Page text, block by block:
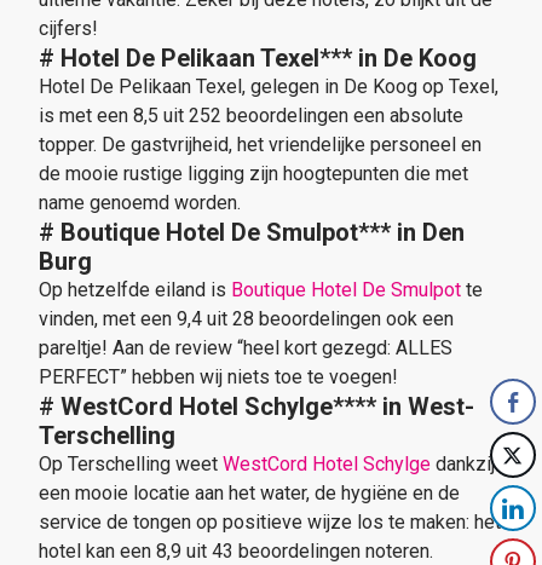
cijfers!
# Hotel De Pelikaan Texel*** in De Koog
Hotel De Pelikaan Texel, gelegen in De Koog op Texel,
is met een 8,5 uit 252 beoordelingen een absolute
topper. De gastvrijheid, het vriendelijke personeel en
de mooie rustige ligging zijn hoogtepunten die met
name genoemd worden.
# Boutique Hotel De Smulpot*** in Den
Burg
Op hetzelfde eiland is Boutique Hotel De Smulpot te
vinden, met een 9,4 uit 28 beoordelingen ook een
pareltje! Aan de review “heel kort gezegd: ALLES
PERFECT” hebben wij niets toe te voegen!
# WestCord Hotel Schylge**** in West-
Terschelling
Op Terschelling weet WestCord Hotel Schylge dankzij
een mooie locatie aan het water, de hygiëne en de
service de tongen op positieve wijze los te maken: het
hotel kan een 8,9 uit 43 beoordelingen noteren.